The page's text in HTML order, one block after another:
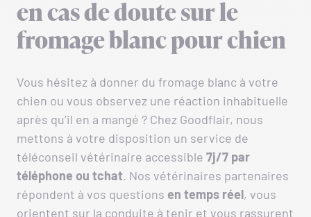
en cas de doute sur le
fromage blanc pour chien
Vous hésitez à donner du fromage blanc à votre
chien ou vous observez une réaction inhabituelle
après qu’il en a mangé ? Chez Goodflair, nous
mettons à votre disposition un service de
téléconseil vétérinaire accessible 7j/7 par
téléphone ou tchat. Nos vétérinaires partenaires
répondent à vos questions en temps réel, vous
orientent sur la conduite à tenir et vous rassurent